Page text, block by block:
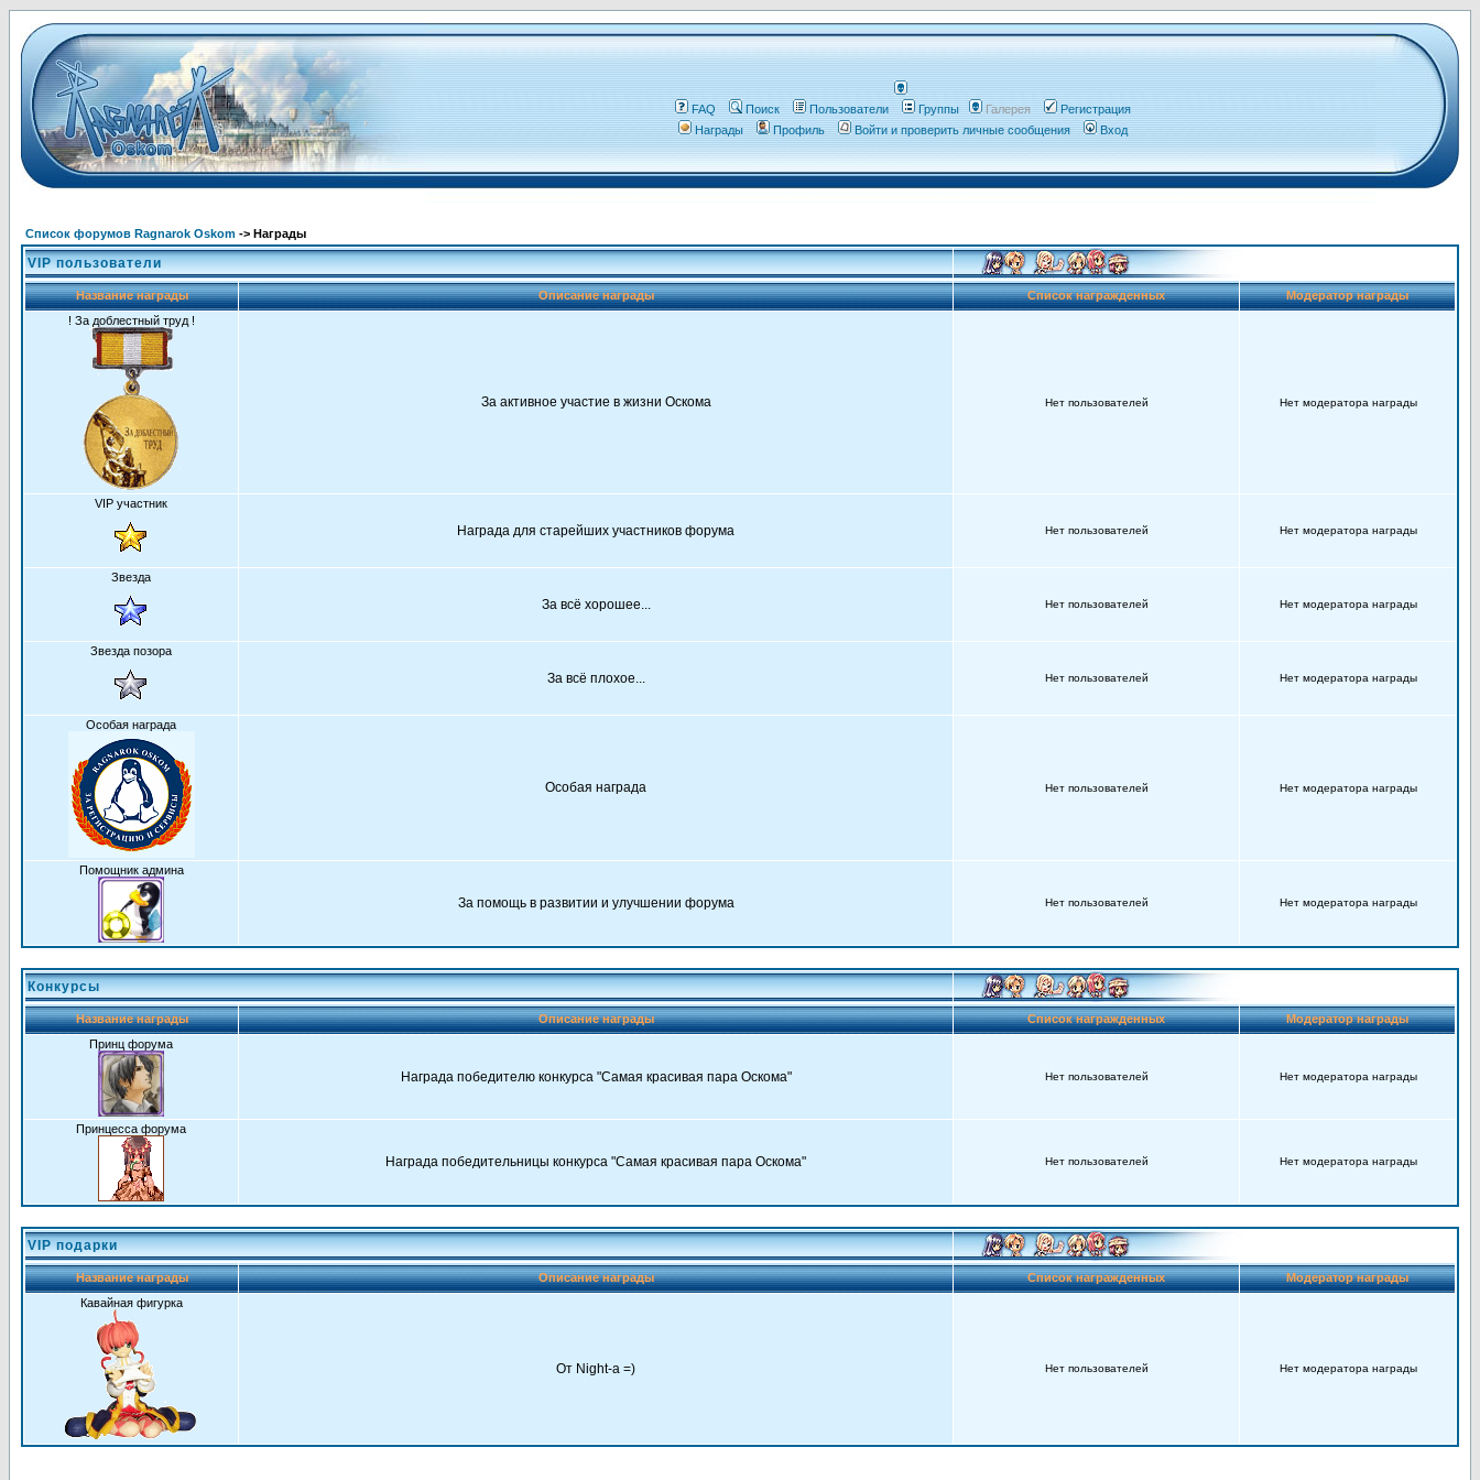
FAQ Поиск Пользователи Группы Галерея
Регистрация
Награды
Профиль Войти и проверить личные сообщения Вход
Список форумов Ragnarok Oskom -> Награды
VIP пользователи
Название награды Описание награды Список награжденных
Модератор награды
! За доблестный труд !
За активное участие в жизни Оскома Нет пользователей Нет модератора награды
VIP участник
Награда для старейших участников форума Нет пользователей Нет модератора награды
Звезда
За всё хорошее... Нет пользователей Нет модератора награды
Звезда позора
За всё плохое... Нет пользователей Нет модератора награды
Особая награда
Особая награда Нет пользователей Нет модератора награды
Помощник админа
За помощь в развитии и улучшении форума Нет пользователей Нет модератора награды
Конкурсы
Название награды Описание награды Список награжденных
Модератор награды
Принц форума
Награда победителю конкурса "Самая красивая пара Оскома" Нет пользователей Нет модератора награды
Принцесса форума
Награда победительницы конкурса "Самая красивая пара Оскома" Нет пользователей Нет модератора награды
VIP подарки
Название награды Описание награды Список награжденных
Модератор награды
Кавайная фигурка
От Night-a =) Нет пользователей Нет модератора награды